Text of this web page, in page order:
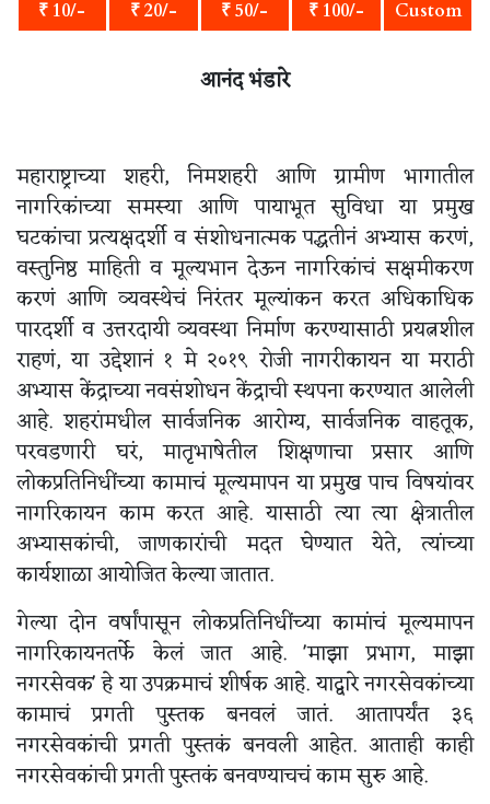
₹ 10/- ₹ 20/- ₹ 50/- ₹ 100/- Custom
आनंद भंडारे
महाराष्ट्राच्या शहरी, निमशहरी आणि ग्रामीण भागातील
नागरिकांच्या समस्या आणि पायाभूत सुविधा या प्रमुख
घटकांचा प्रत्यक्षदर्शी व संशोधनात्मक पद्धतीनं अभ्यास करणं,
वस्तुनिष्ठ माहिती व मूल्यभान देऊन नागरिकांचं सक्षमीकरण
करणं आणि व्यवस्थेचं निरंतर मूल्यांकन करत अधिकाधिक
पारदर्शी व उत्तरदायी व्यवस्था निर्माण करण्यासाठी प्रयत्नशील
राहणं, या उद्देशानं १ मे २०१९ रोजी नागरीकायन या मराठी
अभ्यास केंद्राच्या नवसंशोधन केंद्राची स्थपना करण्यात आलेली
आहे. शहरांमधील सार्वजनिक आरोग्य, सार्वजनिक वाहतूक,
परवडणारी घरं, मातृभाषेतील शिक्षणाचा प्रसार आणि
लोकप्रतिनिधींच्या कामाचं मूल्यमापन या प्रमुख पाच विषयांवर
नागरिकायन काम करत आहे. यासाठी त्या त्या क्षेत्रातील
अभ्यासकांची, जाणकारांची मदत घेण्यात येते, त्यांच्या
कार्यशाळा आयोजित केल्या जातात.
गेल्या दोन वर्षांपासून लोकप्रतिनिधींच्या कामांचं मूल्यमापन
नागरिकायनतर्फे केलं जात आहे. 'माझा प्रभाग, माझा
नगरसेवक' हे या उपक्रमाचं शीर्षक आहे. याद्वारे नगरसेवकांच्या
कामाचं प्रगती पुस्तक बनवलं जातं. आतापर्यंत ३६
नगरसेवकांची प्रगती पुस्तकं बनवली आहेत. आताही काही
नगरसेवकांची प्रगती पुस्तकं बनवण्याचचं काम सुरु आहे.